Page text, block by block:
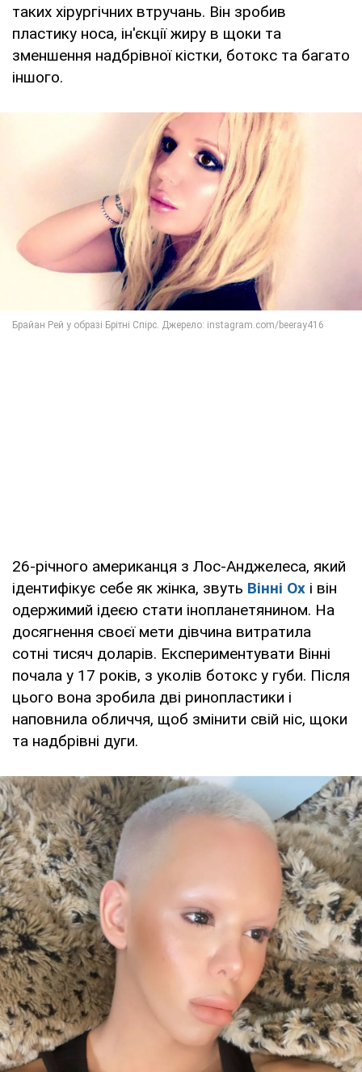
таких хірургічних втручань. Він зробив
пластику носа, ін'єкції жиру в щоки та
зменшення надбрівної кістки, ботокс та багато
іншого.
26-річного американця з Лос-Анджелеса, який
ідентифікує себе як жінка, звуть Вінні Ох і він
одержимий ідеєю стати інопланетянином. На
досягнення своєї мети дівчина витратила
сотні тисяч доларів. Експериментувати Вінні
почала у 17 років, з уколів ботокс у губи. Після
цього вона зробила дві ринопластики і
наповнила обличчя, щоб змінити свій ніс, щоки
та надбрівні дуги.